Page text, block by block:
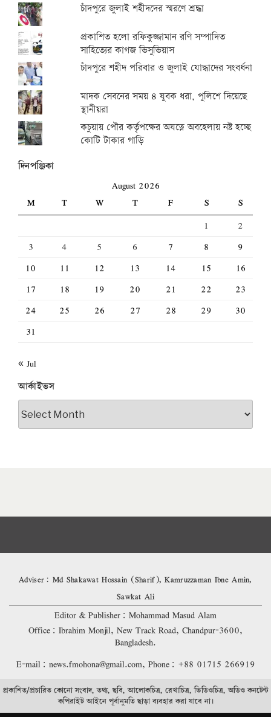
চাঁদপুরে জুলাই শহীদদের স্মরণে শ্রদ্ধা
প্রকাশিত হলো রফিকুজ্জামান রণি সম্পাদিত
সাহিত্যের কাগজ ভিসুভিয়াস
চাঁদপুরে শহীদ পরিবার ও জুলাই যোদ্ধাদের সংবর্ধনা
মাদক সেবনের সময় ৪ যুবক ধরা, পুলিশে দিয়েছে
স্থানীয়রা
কচুয়ায় পৌর কর্তৃপক্ষের অযত্নে অবহেলায় নষ্ট হচ্ছে
কোটি টাকার গাড়ি
দিনপঞ্জিকা
August 2026
M
T W T F S
S
1
2
3
4 5 6 7 8
9
10
11 12 13 14 15
16
17
18 19 20 21 22
23
24
25 26 27 28 29
30
31
« Jul
আর্কাইভস
আর্কাইভস
Adviser: Md Shakawat Hossain (Sharif), Kamruzzaman Ibne Amin,
Sawkat Ali
Editor & Publisher: Mohammad Masud Alam
Office: Ibrahim Monjil, New Track Road, Chandpur-3600,
Bangladesh.
E-mail: news.fmohona@gmail.com, Phone: +88 01715 266919
প্রকাশিত/প্রচারিত কোনো সংবাদ, তথ্য, ছবি, আলোকচিত্র, রেখাচিত্র, ভিডিওচিত্র, অডিও কনটেন্ট
কপিরাইট আইনে পূর্বানুমতি ছাড়া ব্যবহার করা যাবে না।